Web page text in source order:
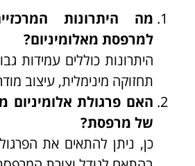
מה היתרונות
למרפסת מאלומיניום?
היתרונות כוללים עמידות
תחזוקה מינימלית, עיצוב
האם פרגולת אלומיניום
של מרפסת?
כן, ניתן להתאים את